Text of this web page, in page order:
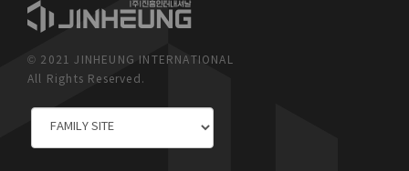
© 2021 JINHEUNG INTERNATIONAL
All Rights Reserved.